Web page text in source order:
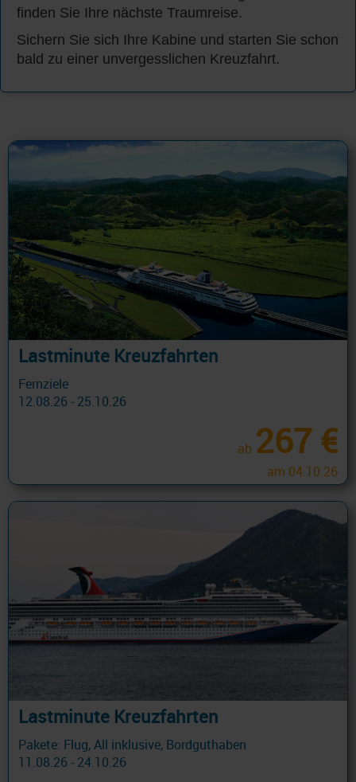
finden Sie Ihre nächste Traumreise.
Sichern Sie sich Ihre Kabine und starten Sie schon
bald zu einer unvergesslichen Kreuzfahrt.
Lastminute Kreuzfahrten
Fernziele
12.08.26 - 25.10.26
ab 267 €
am 04.10.26
Lastminute Kreuzfahrten
Pakete: Flug, All inklusive, Bordguthaben
11.08.26 - 24.10.26